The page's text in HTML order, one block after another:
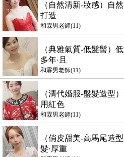
（自然清新-妝感）自
打造
和霖男老師(11)
（典雅氣質-低髮髻）
多年·且
和霖男老師(11)
（清代婚服-盤髮造型
用紅色
和霖男老師(11)
（俏皮甜美-高馬尾造
髮·厚重